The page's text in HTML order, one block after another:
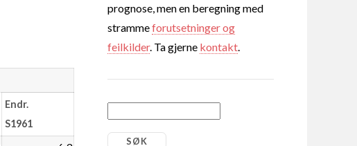
Endr.
S1961
prognose, men en beregning med
strammeforutsetninger og
feilkilder. Ta gjerne kontakt